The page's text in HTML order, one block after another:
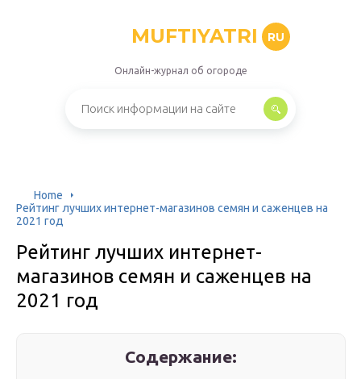
MUFTIYATRI RU
Онлайн-журнал об огороде
Home
Рейтинг лучших интернет-магазинов семян и саженцев на
2021 год
Рейтинг лучших интернет-
магазинов семян и саженцев на
2021 год
Содержание: